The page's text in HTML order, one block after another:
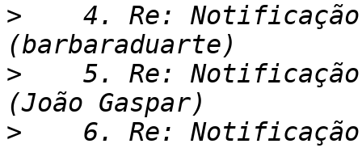
>
4. Re:
>
5. Re:
>
6. Re: